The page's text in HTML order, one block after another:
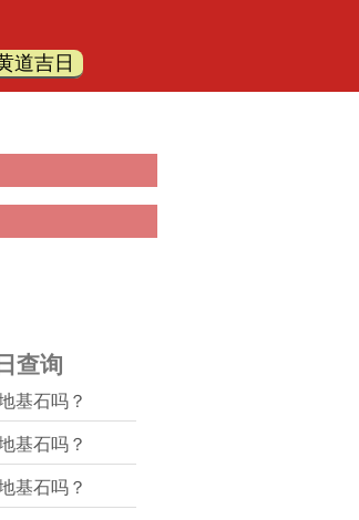
道吉日
查询
基石吗？
基石吗？
基石吗？